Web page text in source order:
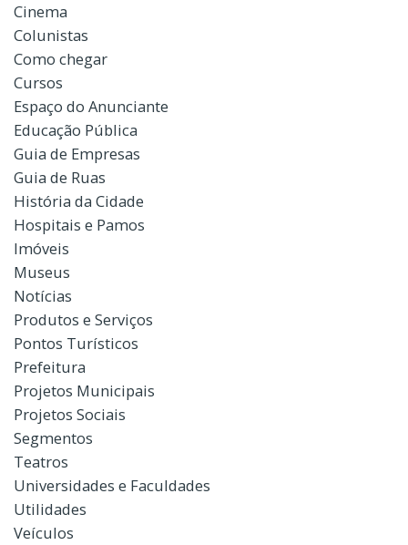
Cinema
Colunistas
Como chegar
Cursos
Espaço do Anunciante
Educação Pública
Guia de Empresas
Guia de Ruas
História da Cidade
Hospitais e Pamos
Imóveis
Museus
Notícias
Produtos e Serviços
Pontos Turísticos
Prefeitura
Projetos Municipais
Projetos Sociais
Segmentos
Teatros
Universidades e Faculdades
Utilidades
Veículos